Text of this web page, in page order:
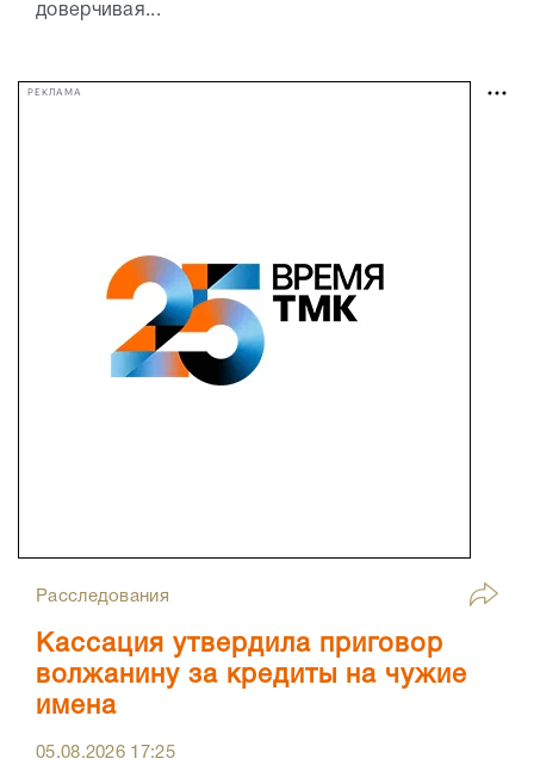
доверчивая...
РЕКЛАМА
Расследования
Кассация утвердила приговор
волжанину за кредиты на чужие
имена
05.08.2026 17:25